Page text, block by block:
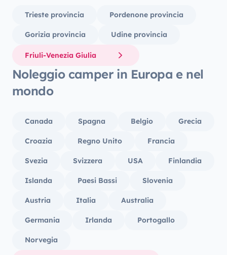
Trieste provincia Pordenone provincia
Gorizia provincia Udine provincia
Friuli-Venezia Giulia
Noleggio camper in Europa e nel
mondo
Canada Spagna Belgio Grecia
Croazia Regno Unito Francia
Svezia Svizzera USA Finlandia
Islanda Paesi Bassi Slovenia
Austria Italia Australia
Germania Irlanda Portogallo
Norvegia